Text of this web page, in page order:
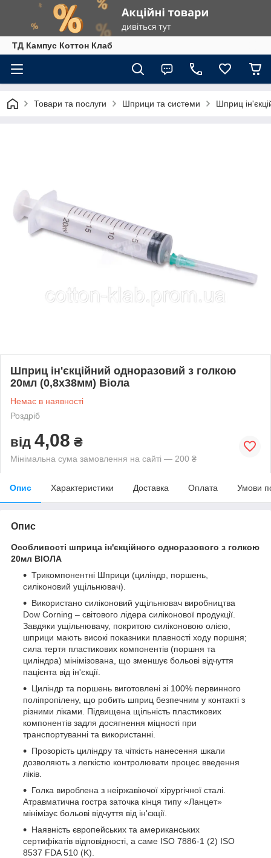
ТД Кампус Коттон Клаб
Товари та послуги Шприци та системи Шприц
Шприц ін'єкційний одноразовий з голкою
20мл (0,8х38мм) Віола
Немає в наявності
Роздріб
від 4,08 ₴
Мінімальна сума замовлення на сайті — 200 ₴
Опис Характеристики Доставка Оплата Умови
Опис
Особливості шприца ін'єкційного одноразового з голкою
20мл ВІОЛА
Трикомпонентні Шприци (циліндр, поршень,
силіконовий ущільнювач).
Використано силіконовий ущільнювач виробництва
Dow Corning – світового лідера силіконової продукції.
Завдяки ущільнювачу, покритою силіконовою олією,
шприци мають високі показники плавності ходу поршня;
сила тертя пластикових компонентів (поршня та
циліндра) мінімізована, що зменшує больові відчуття
пацієнта від ін'єкції.
Циліндр та поршень виготовлені зі 100% первинного
поліпропілену, що робить шприц безпечним у контакті з
різними ліками. Підвищена щільність пластикових
компонентів задля досягнення міцності при
транспортуванні та використанні.
Прозорість циліндру та чіткість нанесення шкали
дозволяють з легкістю контролювати процес введення
ліків.
Голка вироблена з неіржавіючої хірургічної сталі.
Атравматична гостра заточка кінця типу «Ланцет»
мінімізує больові відчуття від ін'єкції.
Наявність європейських та американських
сертифікатів відповідності, а саме ISO 7886-1 (2) ISO
8537 FDA 510 (K).